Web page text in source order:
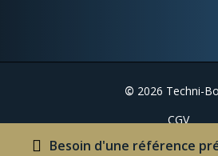
Besoin d'une référence
© 2026 Techni-
CGV
Mentions